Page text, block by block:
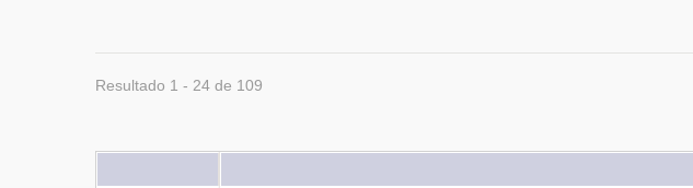
Resultado 1 - 24 de 109